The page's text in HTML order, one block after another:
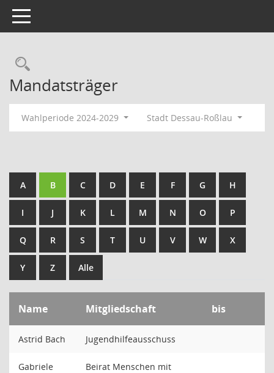
Toggle navigation
Rechercheauswahl
Mandatsträger
Wahlperiode 2024-2029 Stadt Dessau-Roßlau
A B C D E F G H
I J K L M N O P
Q R S T U V W X
Y Z Alle
Name Mitgliedschaft bis
Astrid Bach Jugendhilfeausschuss
Gabriele
Beirat Menschen mit